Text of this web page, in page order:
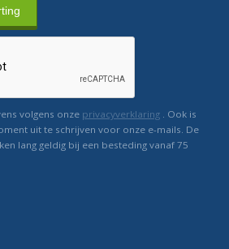
volgens onze privacyverklaring . Ook is
uit te schrijven voor onze e-mails. De
lang geldig bij een besteding vanaf 75